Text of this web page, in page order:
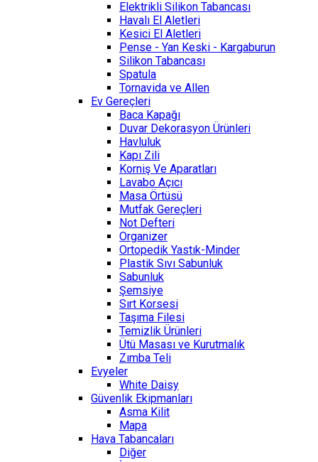
Elektrikli Silikon Tabancası
Havalı El Aletleri
Kesici El Aletleri
Pense - Yan Keski - Kargaburun
Silikon Tabancası
Spatula
Tornavida ve Allen
Ev Gereçleri
Baca Kapağı
Duvar Dekorasyon Ürünleri
Havluluk
Kapı Zili
Korniş Ve Aparatları
Lavabo Açıcı
Masa Örtüsü
Mutfak Gereçleri
Not Defteri
Organizer
Ortopedik Yastık-Minder
Plastik Sıvı Sabunluk
Sabunluk
Şemsiye
Sırt Korsesi
Taşıma Filesi
Temizlik Ürünleri
Ütü Masası ve Kurutmalık
Zımba Teli
Evyeler
White Daisy
Güvenlik Ekipmanları
Asma Kilit
Mapa
Hava Tabancaları
Diğer